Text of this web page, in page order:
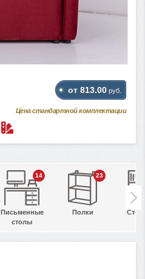
от 813.00 руб.
Цена стандартной комплектации
14
Письменные
столы
23
Полки